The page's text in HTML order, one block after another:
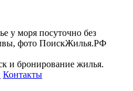
у моря посуточно без
фото ПоискЖилья.РФ
и бронирование жилья.
Контакты